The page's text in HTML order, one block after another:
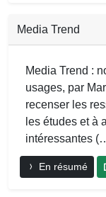
Media Trend
Media Trend :
usages, par
recenser les
les études et à
intéressantes
En résumé